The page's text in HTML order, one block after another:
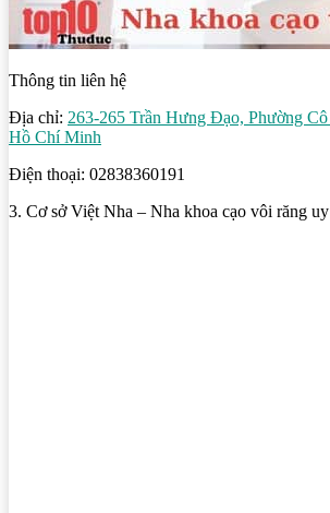
Thông tin liên hệ
Địa chỉ: 263-265 Trần Hưng Đạo, Phường
Hồ Chí Minh
Điện thoại: 02838360191
3. Cơ sở Việt Nha – Nha khoa cạo vôi răng